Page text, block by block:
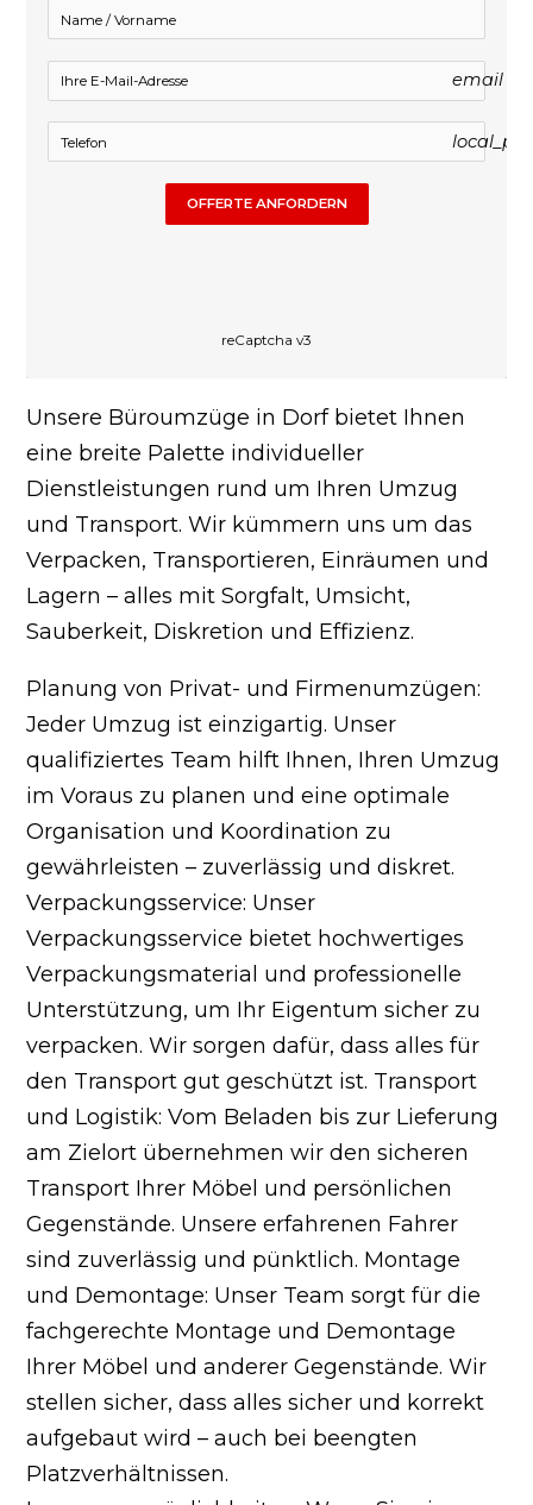
email
OFFERTE ANFORDERN
reCaptcha v3
Unsere Büroumzüge in Dorf bietet Ihnen
eine breite Palette individueller
Dienstleistungen rund um Ihren Umzug
und Transport. Wir kümmern uns um das
Verpacken, Transportieren, Einräumen und
Lagern – alles mit Sorgfalt, Umsicht,
Sauberkeit, Diskretion und Effizienz.
Planung von Privat- und Firmenumzügen:
Jeder Umzug ist einzigartig. Unser
qualifiziertes Team hilft Ihnen, Ihren Umzug
im Voraus zu planen und eine optimale
Organisation und Koordination zu
gewährleisten – zuverlässig und diskret.
Verpackungsservice: Unser
Verpackungsservice bietet hochwertiges
Verpackungsmaterial und professionelle
Unterstützung, um Ihr Eigentum sicher zu
verpacken. Wir sorgen dafür, dass alles für
den Transport gut geschützt ist. Transport
und Logistik: Vom Beladen bis zur Lieferung
am Zielort übernehmen wir den sicheren
Transport Ihrer Möbel und persönlichen
Gegenstände. Unsere erfahrenen Fahrer
sind zuverlässig und pünktlich. Montage
und Demontage: Unser Team sorgt für die
fachgerechte Montage und Demontage
Ihrer Möbel und anderer Gegenstände. Wir
stellen sicher, dass alles sicher und korrekt
aufgebaut wird – auch bei beengten
Platzverhältnissen.